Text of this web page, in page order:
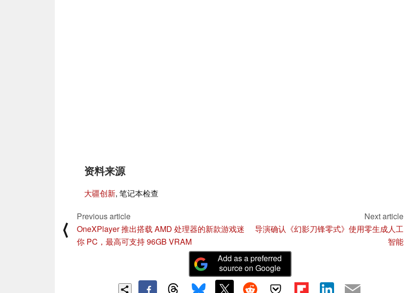
资料来源
大疆创新, 笔记本检查
⟨
Previous article
OneXPlayer 推出搭载 AMD 处理器的新款游戏迷
你 PC，最高可支持 96GB VRAM
Next article
导演确认《幻影刀锋零式》使用零生成人工
智能
Add as a preferred
source on Google